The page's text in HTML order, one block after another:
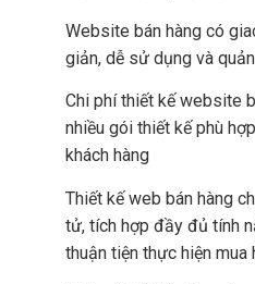
Website bán hàng có
giản, dễ sử dụng và
Chi phí thiết kế website
nhiều gói thiết kế phù
khách hàng
Thiết kế web bán hàng
tử, tích hợp đầy đủ tính
thuận tiện thực hiện mua